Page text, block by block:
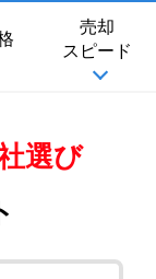
売却
スピード
選び